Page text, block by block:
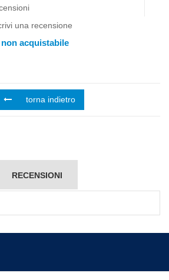
una recensione
acquistabile
torna indietro
RECENSIONI